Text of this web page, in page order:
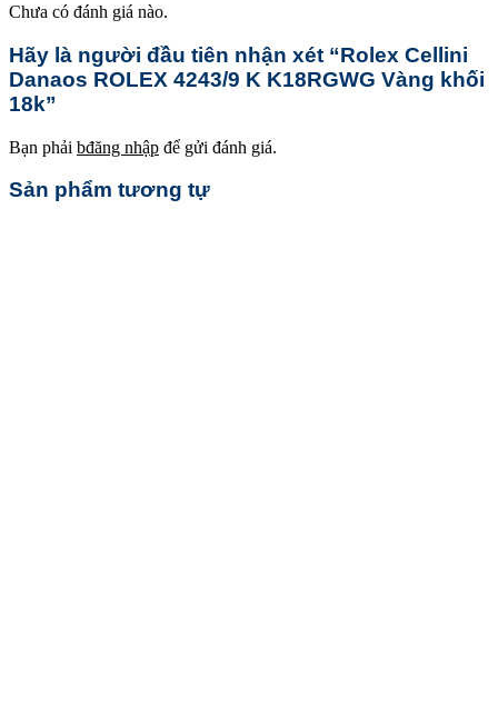
Chưa có đánh giá nào.
Hãy là người đầu tiên nhận xét “Rolex Cellini
Danaos ROLEX 4243/9 K K18RGWG Vàng khối
18k”
Bạn phải bđăng nhập để gửi đánh giá.
Sản phẩm tương tự